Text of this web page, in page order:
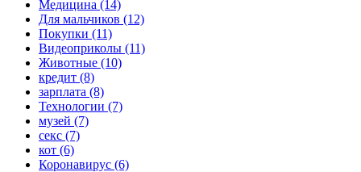
Медицина (14)
Для мальчиков (12)
Покупки (11)
Видеоприколы (11)
Животные (10)
кредит (8)
зарплата (8)
Технологии (7)
музей (7)
секс (7)
кот (6)
Коронавирус (6)